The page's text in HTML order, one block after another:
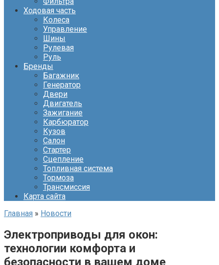
Ходовая часть
Колеса
Управление
Шины
Рулевая
Руль
Бренды
Багажник
Генератор
Двери
Двигатель
Зажигание
Карбюратор
Кузов
Салон
Стартер
Сцепление
Топливная система
Тормоза
Трансмиссия
Карта сайта
Главная » Новости
Электроприводы для окон:
технологии комфорта и
безопасности в вашем доме